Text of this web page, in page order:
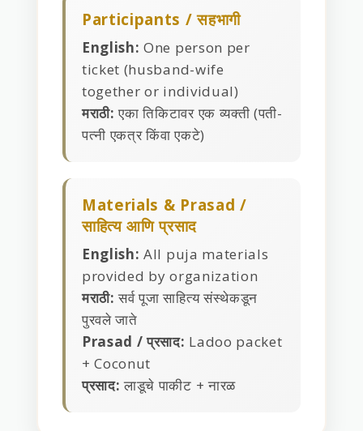
Participants / सहभागी
English: One person per
ticket (husband-wife
together or individual)
मराठी: एका तिकिटावर एक व्यक्ती (पती-
पत्नी एकत्र किंवा एकटे)
Materials & Prasad /
साहित्य आणि प्रसाद
English: All puja materials
provided by organization
मराठी: सर्व पूजा साहित्य संस्थेकडून
पुरवले जाते
Prasad / प्रसाद: Ladoo packet
+ Coconut
प्रसाद: लाडूचे पाकीट + नारळ